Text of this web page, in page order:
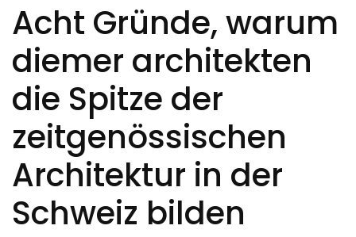
Acht Gründe, warum
diemer architekten
die Spitze der
zeitgenössischen
Architektur in der
Schweiz bilden